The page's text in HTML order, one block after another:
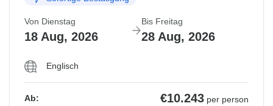
Von Dienstag
18 Aug, 2026
Bis Freitag
28 Aug, 2026
Englisch
Ab: €10.243 per person